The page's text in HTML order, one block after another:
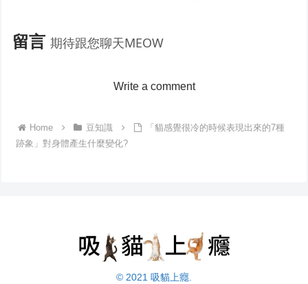
留言期待跟您聊天MEOW
Write a comment
Home 豆知識
「貓感覺很冷的時候表現出來的7種
跡象」對身體產生什麼變化?
© 2021 吸貓上癮.